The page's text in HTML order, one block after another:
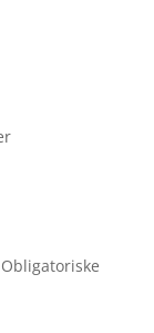
Obligatoriske